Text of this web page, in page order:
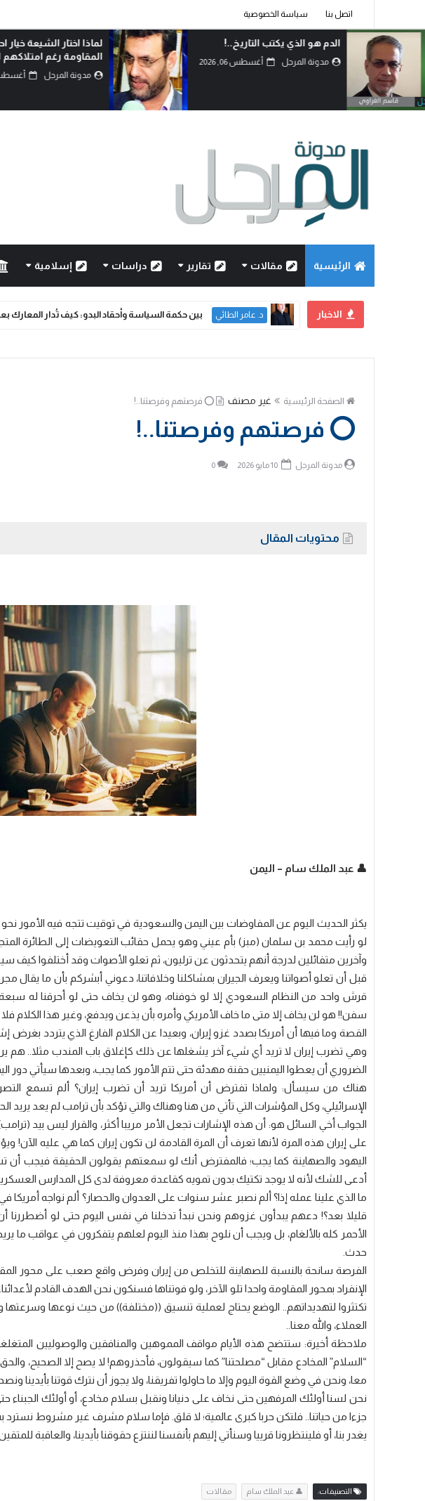
اتصل بنا سياسة الخصوصية
لماذا اختار الشيعة خيار احتضان
المقاومة رغم امتلاكهم الدولة؟!
العراق بين الأزمة وخيارات
كيف يمكن تحويل
فرصة للإصلا...
الرئيسية مقالات تقارير دراسات إسلامية
الاخبار د. عامر الطائي بين حكمة السياسة وأحقاد البدو: كيف تُدار المعارك
الصفحة الرئيسية غير مصنف ⭕️ فرصتهم وفرصتنا..!
⭕️ فرصتهم وفرصتنا..!
مدونة المرجل 0
محتويات المقال
👤 عبد الملك سام – اليمن
يكثر الحديث اليوم عن المفاوضات بين اليمن والسعودية في توقيت تتجه فيه
وآخرين متفائلين لدرجة أنهم يتحدثون عن ترليون، ثم تعلو الأصوات وقد أختلفوا كيف
قبل أن تعلو أصواتنا ويعرف الجيران بمشاكلنا وخلافاتنا، دعوني أبشركم بأن ما
قرش واحد من النظام السعودي إلا لو خوفناه، وهو لن يخاف حتى لو أحرقنا له سبعة
سفن!! هو لن يخاف إلا متى ما خاف الأمريكي وأمره بأن يذعن ويدفع، وغير هذا الكلام فلا
القصة وما فيها أن أمريكا بصدد غزو إيران، وبعيدا عن الكلام الفارغ الذي يتردد بغرض
وهي تضرب إيران لا تريد أي شيء آخر يشغلها عن ذلك كإغلاق باب المندب مثلا.. هم
الضروري أن يعطوا اليمنيين حقنة مهدئة حتى تتم الأمور كما يجب، وبعدها سيأتي دور
هناك من سيسأل: ولماذا تفترض أن أمريكا تريد أن تضرب إيران؟ ألم تسمع
الإسرائيلي، وكل المؤشرات التي تأتي من هنا وهناك والتي تؤكد بأن ترامب لم يعد يريد
الجواب أخي السائل هو: أن هذه الإشارات تجعل الأمر مريبا أكثر، والقرار ليس بيد
على إيران هذه المرة لأنها تعرف أن المرة القادمة لن تكون إيران كما هي عليه
اليهود والصهاينة كما يجب؛ فالمفترض أنك لو سمعتهم يقولون الحقيقة فيجب أن
أدعى للشك لأنه لا يوجد تكتيك بدون تمويه كقاعدة معروفة لدى كل المدارس العسكرية
ما الذي علينا عمله إذا؟ ألم نصبر عشر سنوات على العدوان والحصار؟ ألم نواجه أمريكا
قليلا بعد؟! دعهم يبدأون غزوهم ونحن نبدأ تدخلنا في نفس اليوم حتى لو أضطررنا
الأحمر كله بالألغام، بل ويجب أن نلوح بهذا منذ اليوم لعلهم يتفكرون في عواقب ما
حدث.
الفرصة سانحة بالنسبة للصهاينة للتخلص من إيران وفرض واقع صعب على محور
الإنفراد بمحور المقاومة واحدا تلو الآخر، ولو فوتناها فسنكون نحن الهدف القادم
تكتثروا لتهديداتهم.. الوضع يحتاج لعملية تنسيق ((مختلفة)) من حيث نوعها وسرعتها
العملاء، والله معنا..
ملاحظة أخيرة: ستتضح هذه الأيام مواقف المموهين والمنافقين والوصوليين
“السلام” المخادع مقابل “مصلحتنا” كما سيقولون، فأحذروهم! لا يصح إلا الصحيح،
معا، ونحن في وضع القوة اليوم وإلا ما حاولوا تفريقنا، ولا يجوز أن نترك قوتنا بأيدينا
نحن لسنا أولئك المرفهين حتى نخاف على دنيانا ونقبل بسلام مخادع، أو أولئك
جزءا من حياتنا.. فلتكن حربا كبرى عالمية؛ لا قلق. فإما سلام مشرف غير مشروط
يغدر بنا، أو فلينتظرونا قرييا وسنأتي إليهم بأنفسنا لننتزع حقوقنا بأيدينا، والعاقبة
التصنيفات: 👤 عبد الملك سام مقالات